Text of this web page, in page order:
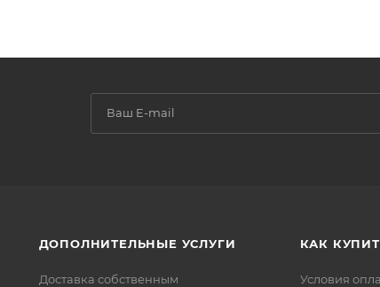
ДОПОЛНИТЕЛЬНЫЕ УСЛУГИ
Доставка собственным
КАК
Условия